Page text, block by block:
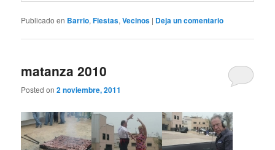
Publicado en Barrio,Fiestas,Vecinos | Deja un comentario
matanza 2010
Posted on2 noviembre, 2011